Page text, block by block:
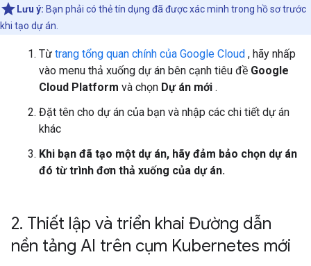
Lưu ý: Bạn phải có thẻ tín dụng đã được xác minh trong hồ sơ trước
khi tạo dự án.
Từ trang tổng quan chính của Google Cloud , hãy nhấp
vào menu thả xuống dự án bên cạnh tiêu đề Google
Cloud Platform và chọn Dự án mới .
Đặt tên cho dự án của bạn và nhập các chi tiết dự án
khác
Khi bạn đã tạo một dự án, hãy đảm bảo chọn dự án
đó từ trình đơn thả xuống của dự án.
2. Thiết lập và triển khai Đường dẫn
nền tảng AI trên cụm Kubernetes mới